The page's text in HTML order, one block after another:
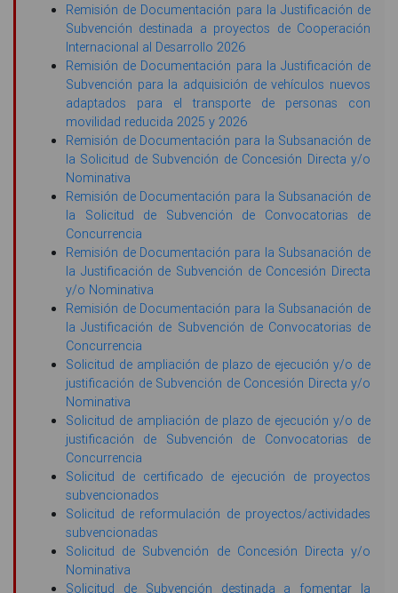
Remisión de Documentación para la Justificación de
Subvención destinada a proyectos de Cooperación
Internacional al Desarrollo 2026
Remisión de Documentación para la Justificación de
Subvención para la adquisición de vehículos nuevos
adaptados para el transporte de personas con
movilidad reducida 2025 y 2026
Remisión de Documentación para la Subsanación de
la Solicitud de Subvención de Concesión Directa y/o
Nominativa
Remisión de Documentación para la Subsanación de
la Solicitud de Subvención de Convocatorias de
Concurrencia
Remisión de Documentación para la Subsanación de
la Justificación de Subvención de Concesión Directa
y/o Nominativa
Remisión de Documentación para la Subsanación de
la Justificación de Subvención de Convocatorias de
Concurrencia
Solicitud de ampliación de plazo de ejecución y/o de
justificación de Subvención de Concesión Directa y/o
Nominativa
Solicitud de ampliación de plazo de ejecución y/o de
justificación de Subvención de Convocatorias de
Concurrencia
Solicitud de certificado de ejecución de proyectos
subvencionados
Solicitud de reformulación de proyectos/actividades
subvencionadas
Solicitud de Subvención de Concesión Directa y/o
Nominativa
Solicitud de Subvención destinada a fomentar la